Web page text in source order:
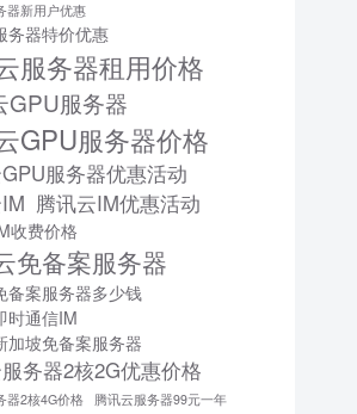
器新用户优惠
务器特价优惠
服务器租用价格
GPU服务器
GPU服务器价格
服务器优惠活动
腾讯云IM优惠活动
收费价格
免备案服务器
备案服务器多少钱
时通信IM
加坡免备案服务器
务器2核2G优惠价格
器2核4G价格
腾讯云服务器99元一年